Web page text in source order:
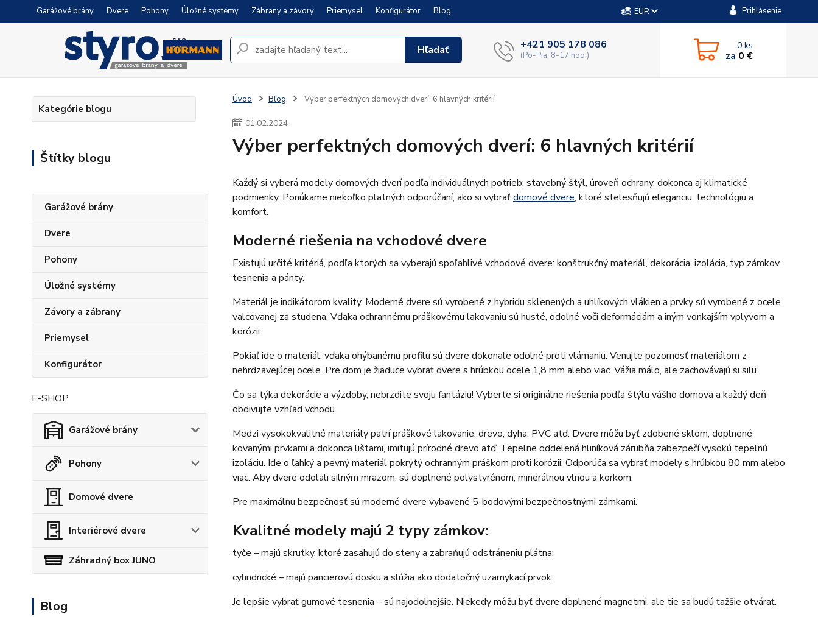
Garážové brány Dvere Pohony Úložné systémy Zábrany a závory Priemysel Konfigurátor Blog EUR Prihlásenie
Hľadať +421 905 178 086
(Po-Pia, 8-17 hod.)
0ks
za 0 €
Kategórie blogu
Štítky blogu
Garážové brány
Dvere
Pohony
Úložné systémy
Závory a zábrany
Priemysel
Konfigurátor
E-SHOP
Garážové brány
Pohony
Domové dvere
Interiérové dvere
Záhradný box JUNO
Blog
Úvod Blog Výber perfektných domových dverí: 6 hlavných kritérií
01.02.2024
Výber perfektných domových dverí: 6 hlavných kritérií
Každý si vyberá modely domových dverí podľa individuálnych potrieb: stavebný štýl, úroveň ochrany, dokonca aj klimatické
podmienky. Ponúkame niekoľko platných odporúčaní, ako si vybraťdomové dvere, ktoré stelesňujú eleganciu, technológiu a
komfort.
Moderné riešenia na vchodové dvere
Existujú určité kritériá, podľa ktorých sa vyberajú spoľahlivé vchodové dvere: konštrukčný materiál, dekorácia, izolácia, typ zámkov,
tesnenia a pánty.
Materiál je indikátorom kvality. Moderné dvere sú vyrobené z hybridu sklenených a uhlíkových vlákien a prvky sú vyrobené z ocele
valcovanej za studena. Vďaka ochrannému práškovému lakovaniu sú husté, odolné voči deformáciám a iným vonkajším vplyvom a
korózii.
Pokiaľ ide o materiál, vďaka ohýbanému profilu sú dvere dokonale odolné proti vlámaniu. Venujte pozornosť materiálom z
nehrdzavejúcej ocele. Pre dom je žiaduce vybrať dvere s hrúbkou ocele 1,8 mm alebo viac. Vážia málo, ale zachovávajú si silu.
Čo sa týka dekorácie a výzdoby, nebrzdite svoju fantáziu! Vyberte si originálne riešenia podľa štýlu vášho domova a každý deň
obdivujte vzhľad vchodu.
Medzi vysokokvalitné materiály patrí práškové lakovanie, drevo, dyha, PVC atď. Dvere môžu byť zdobené sklom, doplnené
kovanými prvkami a dokonca lištami, imitujú prírodné drevo atď. Tepelne oddelená hliníková zárubňa zabezpečí vysokú tepelnú
izoláciu. Ide o ľahký a pevný materiál pokrytý ochranným práškom proti korózii. Odporúča sa vybrať modely s hrúbkou 80 mm alebo
viac. Aby dvere odolali silným mrazom, sú doplnené polystyrénom, minerálnou vlnou a korkom.
Pre maximálnu bezpečnosť sú moderné dvere vybavené 5-bodovými bezpečnostnými zámkami.
Kvalitné modely majú 2 typy zámkov:
tyče – majú skrutky, ktoré zasahujú do steny a zabraňujú odstráneniu plátna;
cylindrické – majú pancierovú dosku a slúžia ako dodatočný uzamykací prvok.
Je lepšie vybrať gumové tesnenia – sú najodolnejšie. Niekedy môžu byť dvere doplnené magnetmi, ale tie sa budú ťažšie otvárať.